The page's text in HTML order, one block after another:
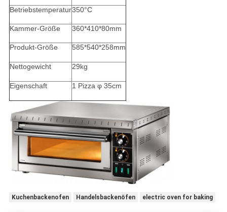
Betriebstemperatur350°C
Kammer-Größe 360*410*80mm
Produkt-Größe 585*540*258mm
Nettogewicht 29kg
Eigenschaft 1 Pizza φ 35cm
Kuchenbackenofen Handelsbackenöfen electric oven for baking